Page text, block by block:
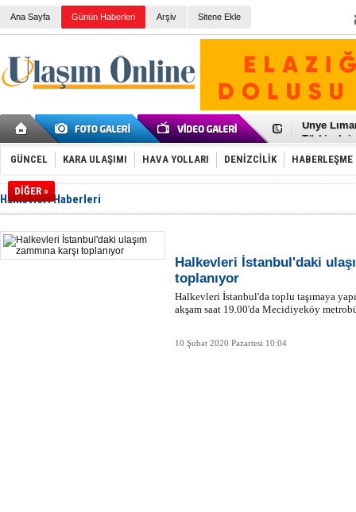
Ana Sayfa Günün Haberleri Arşiv Sitene Ekle
BMW,
Kiralık
VW'de
İzmir-
Toyota
HAVAŞ 21
Rus savaş
GÜNCEL KARA ULAŞIMI HAVA YOLLARI DENİZCİLİK HABERLEŞME
DİĞER »
Halkevleri Haberleri
Halkevleri İstanbul'daki
toplanıyor
Halkevleri İstanbul'da toplu taşımaya
akşam saat 19.00'da Mecidiyeköy
10 Şubat 2020 Pazartesi 10:04